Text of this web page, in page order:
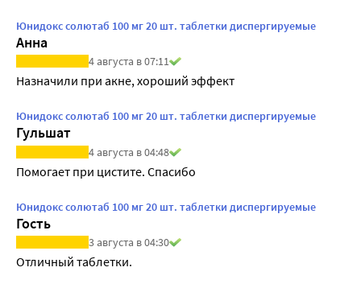
Юнидокс солютаб 100 мг 20 шт. таблетки диспергируемые
Анна
4 августа в 07:11
Назначили при акне, хороший эффект
Юнидокс солютаб 100 мг 20 шт. таблетки диспергируемые
Гульшат
4 августа в 04:48
Помогает при цистите. Спасибо
Юнидокс солютаб 100 мг 20 шт. таблетки диспергируемые
Гость
3 августа в 04:30
Отличный таблетки.